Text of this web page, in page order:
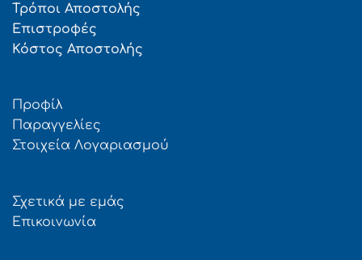
Τρόποι Αποστολής
Επιστροφές
Κόστος Αποστολής
Προφίλ
Παραγγελίες
Στοιχεία Λογαριασμού
Σχετικά με εμάς
Επικοινωνία